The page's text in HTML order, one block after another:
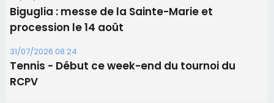
Les plus lus
Satine Nomary est la nouvelle Miss Corse 2026
Éclipse du 12 août : Où s'installer en Corse pour
profiter pleinement du spectacle ?